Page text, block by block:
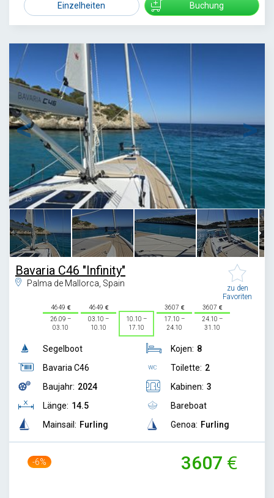
Einzelheiten Buchung
1/13
Bavaria C46 "Infinity"
Palma de Mallorca, Spain
zu den
Favoriten
4649
26.09 –
03.10
4649
03.10 –
10.10
10.10 –
17.10
3607
17.10 –
24.10
3607
24.10 –
31.10
Segelboot
Bavaria C46
Baujahr: 2024
Länge: 14.5
Mainsail: Furling
Kojen: 8
Toilette: 2
Kabinen: 3
Bareboat
Genoa: Furling
-6% 3607